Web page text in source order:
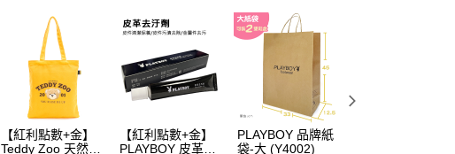
資料（包含姓名、電話或地址）提供予台灣大哥大進項蒐集、處理及利
用，由本公司與您本人進行分期帳單所需資料之確認、核對及更正。
3.完整用戶服務條款，請詳閱以下連結：https://oppay.tw/userRule
7-11取貨付款
每筆NT$100，滿NT$900(含以上)免運費
付款後7-11取貨
每筆NT$100，滿NT$700(含以上)免運費
宅配
【紅利點數+金】
Teddy Zoo 天然全
【紅利點數+金】
PLAYBOY 皮革去
PLAYBOY 品牌紙
袋-大 (Y4002)